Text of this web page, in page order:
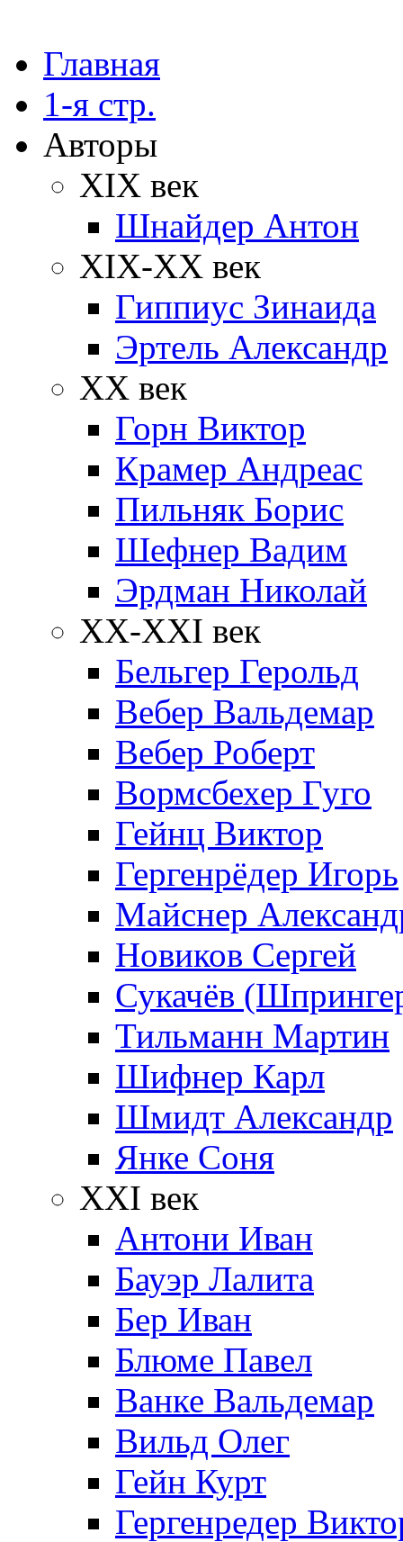
Главная
1-я стр.
Авторы
XIX век
Шнайдер Антон
XIX-XX век
Гиппиус Зинаида
Эртель Александр
XX век
Горн Виктор
Крамер Андреас
Пильняк Борис
Шефнер Вадим
Эрдман Николай
ХХ-XXI век
Бельгер Герольд
Вебер Вальдемар
Вебер Роберт
Вормсбехер Гуго
Гейнц Виктор
Гергенрёдер Игорь
Майснер
Новиков Сергей
Сукачёв
Тильманн Мартин
Шифнер Карл
Шмидт Александр
Янке Соня
XXI век
Антони Иван
Бауэр Лалита
Бер Иван
Блюме Павел
Ванке Вальдемар
Вильд Олег
Гейн Курт
Гергенредер